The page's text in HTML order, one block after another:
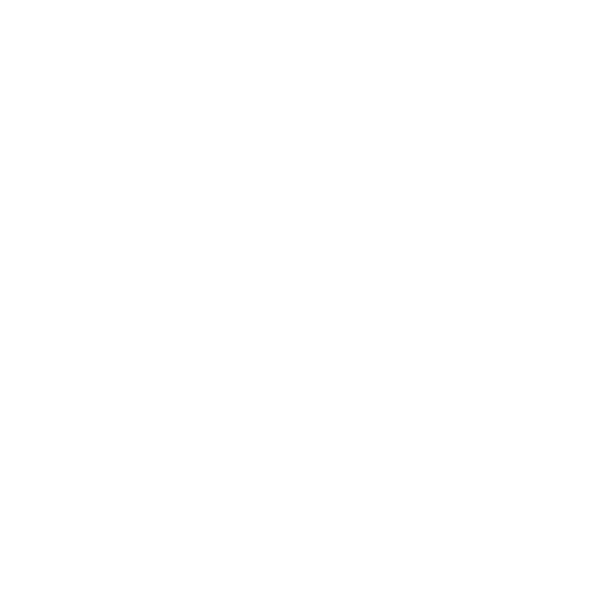
نخبگان ورزش ایران – کتاب نخبگان کسب و کار ایران – کتاب نخبگان ایران